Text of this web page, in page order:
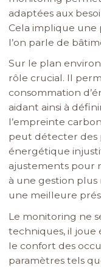
adaptées aux
Cela implique une
l’on parle de
Sur le plan
rôle crucial. Il
consommation
aidant ainsi à
l’empreinte
peut détecter des
énergétique
ajustements pour
à une gestion plus
une meilleure
Le monitoring ne
techniques, il joue
le confort des
paramètres tels